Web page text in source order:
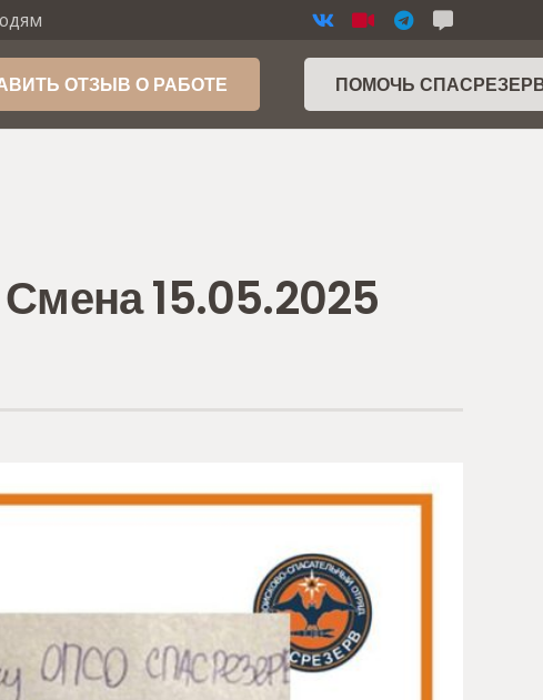
ОТЗЫВ О РАБОТЕ ПОМОЧЬ
15.05.2025